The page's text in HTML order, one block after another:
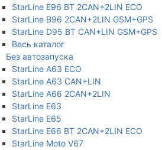
StarLine E96 BT 2CAN+2LIN ECO
StarLine B96 2CAN+2LIN GSM+GPS
StarLine D95 BT CAN+LIN GSM+GPS
Весь каталог
Без автозапуска
StarLine A63 ECO
StarLine A63 CAN+LIN
StarLine A66 2CAN+2LIN
StarLine E63
StarLine E65
StarLine E66 BT 2CAN+2LIN ECO
StarLine Moto V67